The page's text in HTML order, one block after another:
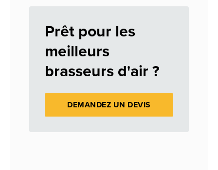
Prêt pour les
meilleurs
brasseurs d'air ?
DEMANDEZ UN DEVIS